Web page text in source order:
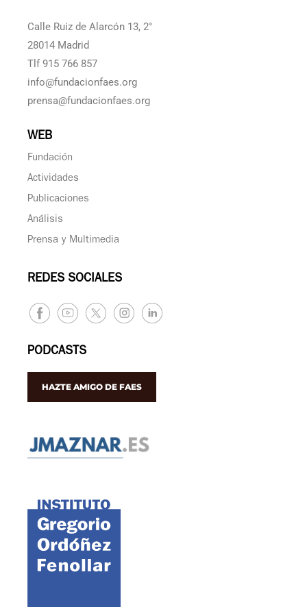
Calle Ruiz de Alarcón 13, 2°
28014 Madrid
Tlf 915 766 857
info@fundacionfaes.org
prensa@fundacionfaes.org
WEB
Fundación
Actividades
Publicaciones
Análisis
Prensa y Multimedia
REDES SOCIALES
PODCASTS
HAZTE AMIGO DE FAES